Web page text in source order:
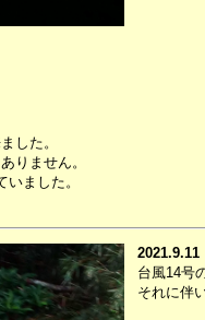
した。
りません。
ました。
2021.9.11
台風14号
それに伴